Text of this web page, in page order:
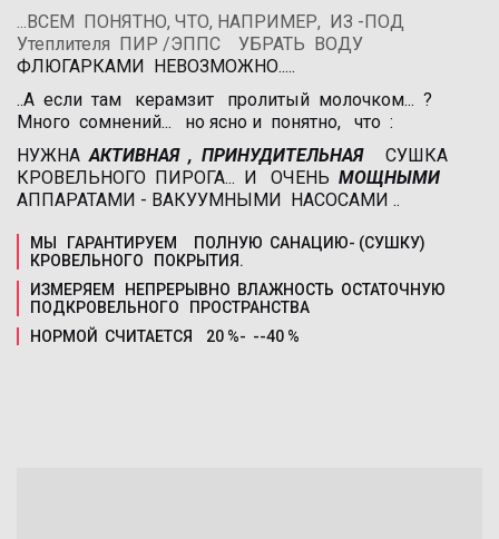
...ВСЕМ  ПОНЯТНО, ЧТО, НАПРИМЕР,  ИЗ -ПОД
ФЛЮГАРКАМИ  НЕВОЗМОЖНО.....
..А  если  там   керамзит   пролитый  молочком...  ?
Много  сомнений...   но ясно и  понятно,   что  :
НУЖНА АКТИВНАЯ  ,  ПРИНУДИТЕЛЬНАЯ
   СУШКА
КРОВЕЛЬНОГО  ПИРОГА...  И   ОЧЕНЬ МОЩНЫМИ
АППАРАТАМИ - ВАКУУМНЫМИ  НАСОСАМИ ..
МЫ   ГАРАНТИРУЕМ     ПОЛНУЮ  САНАЦИЮ- (СУШКУ)
КРОВЕЛЬНОГО   ПОКРЫТИЯ.
ИЗМЕРЯЕМ   НЕПРЕРЫВНО  ВЛАЖНОСТЬ  ОСТАТОЧНУЮ
ПОДКРОВЕЛЬНОГО   ПРОСТРАНСТВА
НОРМОЙ  СЧИТАЕТСЯ    20 %-  --40 %